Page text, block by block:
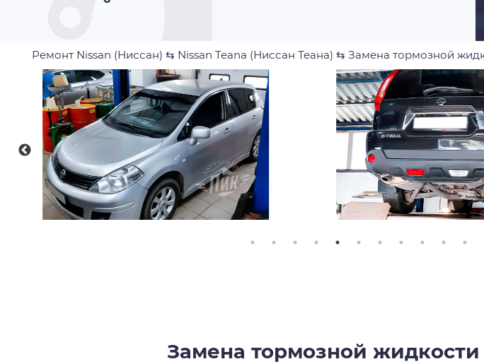
Ремонт Nissan (Ниссан) ⇆ Nissan Teana (Ниссан Теана) ⇆ Замена тормозной
Замена тормозной жидкости